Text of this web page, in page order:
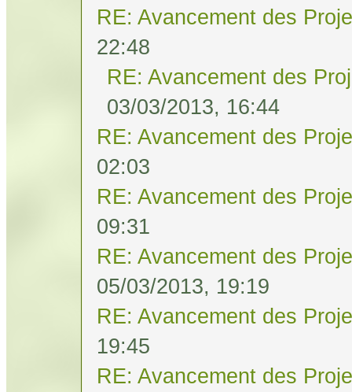
RE: Avancement des
22:48
RE: Avancement des
03/03/2013, 16:44
RE: Avancement des
02:03
RE: Avancement des
09:31
RE: Avancement des
05/03/2013, 19:19
RE: Avancement des
19:45
RE: Avancement des